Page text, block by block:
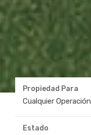
Propiedad Para
Cualquier Operación
Propiedad
Para
Estado